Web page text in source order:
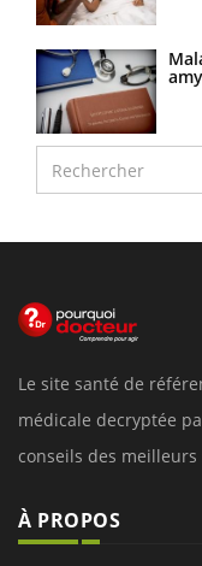
Le site santé de
médicale decryptée
conseils des meilleurs
À PROPOS